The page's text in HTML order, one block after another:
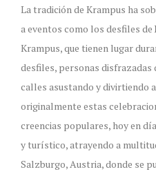
La tradición de Krampus ha
a eventos como los desfiles de
Krampus, que tienen lugar
desfiles, personas disfrazadas
calles asustando y divirtiendo
originalmente estas
creencias populares, hoy en
y turístico, atrayendo a
Salzburgo, Austria, donde se